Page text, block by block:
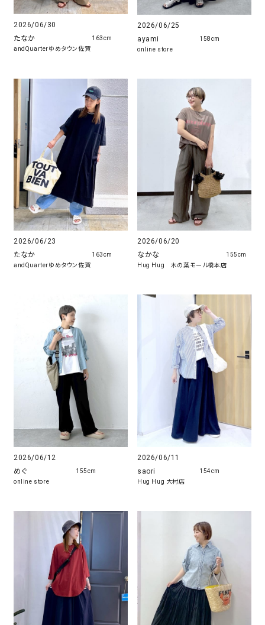
2026/06/30
たなか
andQuarterゆめタウン佐賀
163cm
2026/06/25
ayami
online store
158cm
2026/06/23
たなか
andQuarterゆめタウン佐賀
163cm
2026/06/20
なかな
Hug Hug 木の葉モール橋本店
155cm
2026/06/12
めぐ
online store
155cm
2026/06/11
saori
Hug Hug 大村店
154cm